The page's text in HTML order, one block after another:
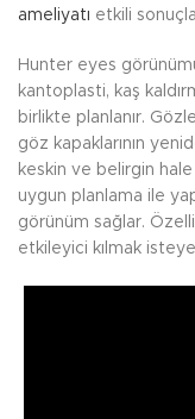
ameliyatı etkili
Hunter eyes
kantoplasti, kaş
birlikte planlanır.
göz kapaklarının
keskin ve belirgin
uygun planlama ile
görünüm sağlar.
etkileyici kılmak